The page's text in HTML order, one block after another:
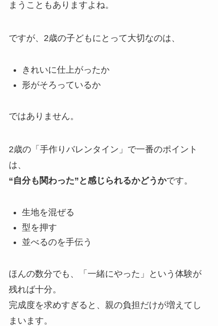
まうこともありますよね。
ですが、2歳の子どもにとって大切なのは、
きれいに仕上がったか
形がそろっているか
ではありません。
2歳の「手作りバレンタイン」で一番のポイント
は、
“自分も関わった”と感じられるかどうかです。
生地を混ぜる
型を押す
並べるのを手伝う
ほんの数分でも、「一緒にやった」という体験が
残れば十分。
完成度を求めすぎると、親の負担だけが増えてし
まいます。